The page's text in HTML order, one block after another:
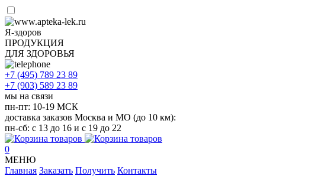
Я-здоров
ПРОДУКЦИЯ
ДЛЯ ЗДОРОВЬЯ
+7 (495) 789 23 89
+7 (903) 589 23 89
мы на связи
пн-пт: 10-19 МСК
доставка заказов Москва и МО (до 10 км):
пн-сб: с 13 до 16 и с 19 до 22
0
МЕНЮ
Главная Заказать Получить Контакты